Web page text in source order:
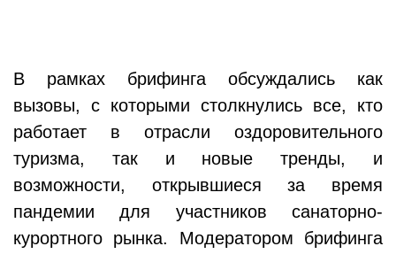
В рамках брифинга обсуждались как
вызовы, с которыми столкнулись все, кто
работает в отрасли оздоровительного
туризма, так и новые тренды, и
возможности, открывшиеся за время
пандемии для участников санаторно-
курортного рынка. Модератором брифинга